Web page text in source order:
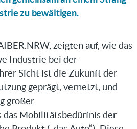
zu bewältigen.
zeigten auf, wie das
Industrie bei der
Sicht ist die Zukunft der
geprägt, vernetzt, und
großer
das Mobilitätsbedürfnis der